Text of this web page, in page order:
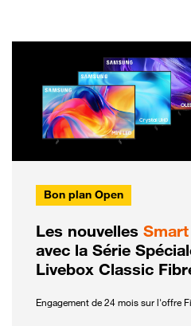
Bon plan Open
Les nouvelles
avec la Série
Livebox Classic
Engagement de 24 mois sur l'offre